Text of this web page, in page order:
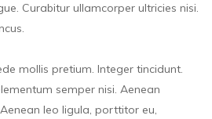
Curabitur ullamcorper ultricies nisi.
mollis pretium. Integer tincidunt.
semper nisi. Aenean
leo ligula, porttitor eu,